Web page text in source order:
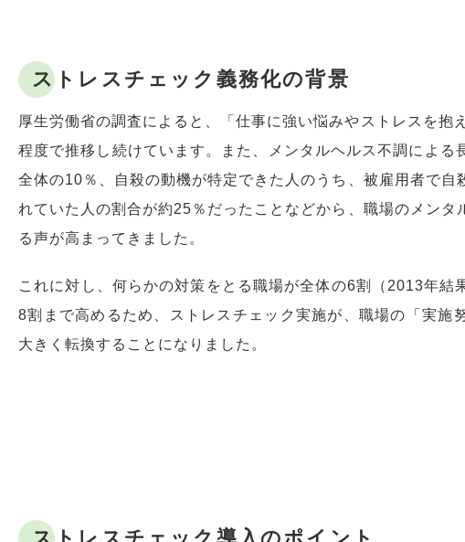
ストレスチェック義務化の背景
厚生労働省の調査によると、「仕事に強い悩みやストレスを抱
程度で推移し続けています。また、メンタルヘルス不調による
全体の10％、自殺の動機が特定できた人のうち、被雇用者で自
れていた人の割合が約25％だったことなどから、職場のメンタ
る声が高まってきました。
これに対し、何らかの対策をとる職場が全体の6割（2013年結
8割まで高めるため、ストレスチェック実施が、職場の「実施
大きく転換することになりました。